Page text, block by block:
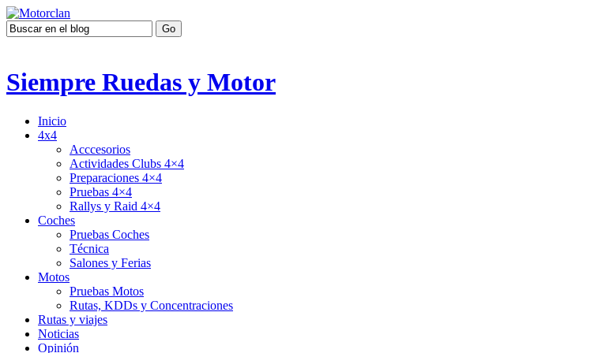
Siempre Ruedas y Motor
Inicio
4x4
Acccesorios
Actividades Clubs 4×4
Preparaciones 4×4
Pruebas 4×4
Rallys y Raid 4×4
Coches
Pruebas Coches
Técnica
Salones y Ferias
Motos
Pruebas Motos
Rutas, KDDs y Concentraciones
Rutas y viajes
Noticias
Opinión